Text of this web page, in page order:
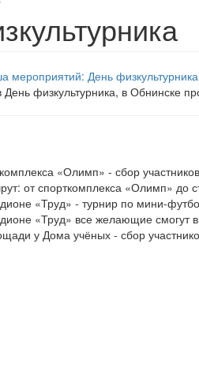
День физкультурника, в Обнинске
«Олимп» - сбор
от спорткомплекса «Олимп» до
«Труд» - турнир по мини-
«Труд» все желающие смогут
у Дома учёных - сбор